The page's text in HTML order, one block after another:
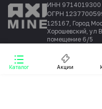
Каталог Акции
ИНН
ОГРН
125167, Город
Хорошевский, ул
помещение 6/5